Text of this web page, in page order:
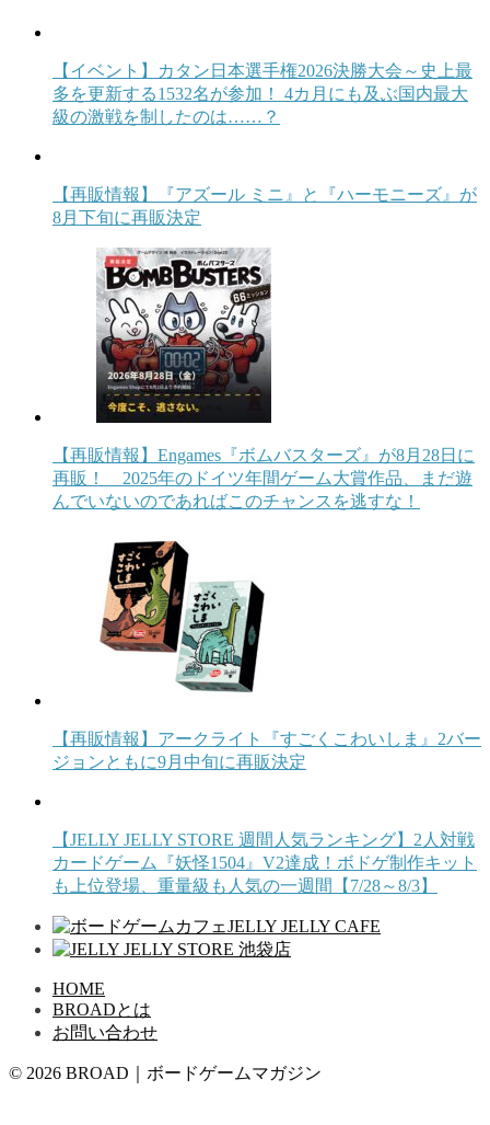
【イベント】カタン日本選手権2026決勝大会～史上最
多を更新する1532名が参加！ 4カ月にも及ぶ国内最大
級の激戦を制したのは……？
【再販情報】『アズール ミニ』と『ハーモニーズ』が
8月下旬に再販決定
【再販情報】Engames『ボムバスターズ』が8月28日に
再販！ 2025年のドイツ年間ゲーム大賞作品、まだ遊
んでいないのであればこのチャンスを逃すな！
【再販情報】アークライト『すごくこわいしま』2バー
ジョンともに9月中旬に再販決定
【JELLY JELLY STORE 週間人気ランキング】2人対戦
カードゲーム『妖怪1504』V2達成！ボドゲ制作キット
も上位登場、重量級も人気の一週間【7/28～8/3】
HOME
BROADとは
お問い合わせ
© 2026 BROAD｜ボードゲームマガジン